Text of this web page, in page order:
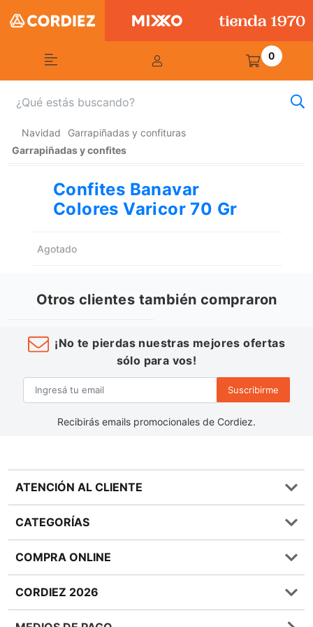
0
Navidad
Garrapiñadas y confituras
Garrapiñadas y confites
Confites Banavar
Colores Varicor 70 Gr
Agotado
Otros clientes también compraron
¡No te pierdas nuestras mejores ofertas
sólo para vos!
Suscribirme
Recibirás emails promocionales de Cordiez.
ATENCIÓN AL CLIENTE
Preguntas frecuentes
0810 555 1970
Términos y condiciones
Política de Devoluciones
Bases y Condiciones de Sorteos
CATEGORÍAS
Bebidas
Lácteos
COMPRA ONLINE
Métodos de entrega
CORDIEZ 2026